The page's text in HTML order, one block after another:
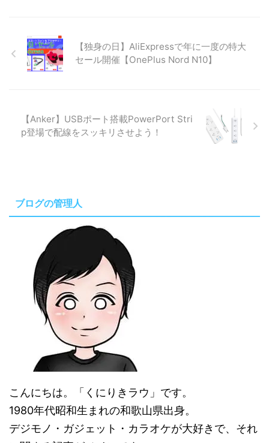
【独身の日】AliExpressで年に一度の特大
セール開催【OnePlus Nord N10】
【Anker】USBポート搭載PowerPort Stri
p登場で配線をスッキリさせよう！
ブログの管理人
こんにちは。「くにりきラウ」です。
1980年代昭和生まれの和歌山県出身。
デジモノ・ガジェット・カラオケが大好きで、それ